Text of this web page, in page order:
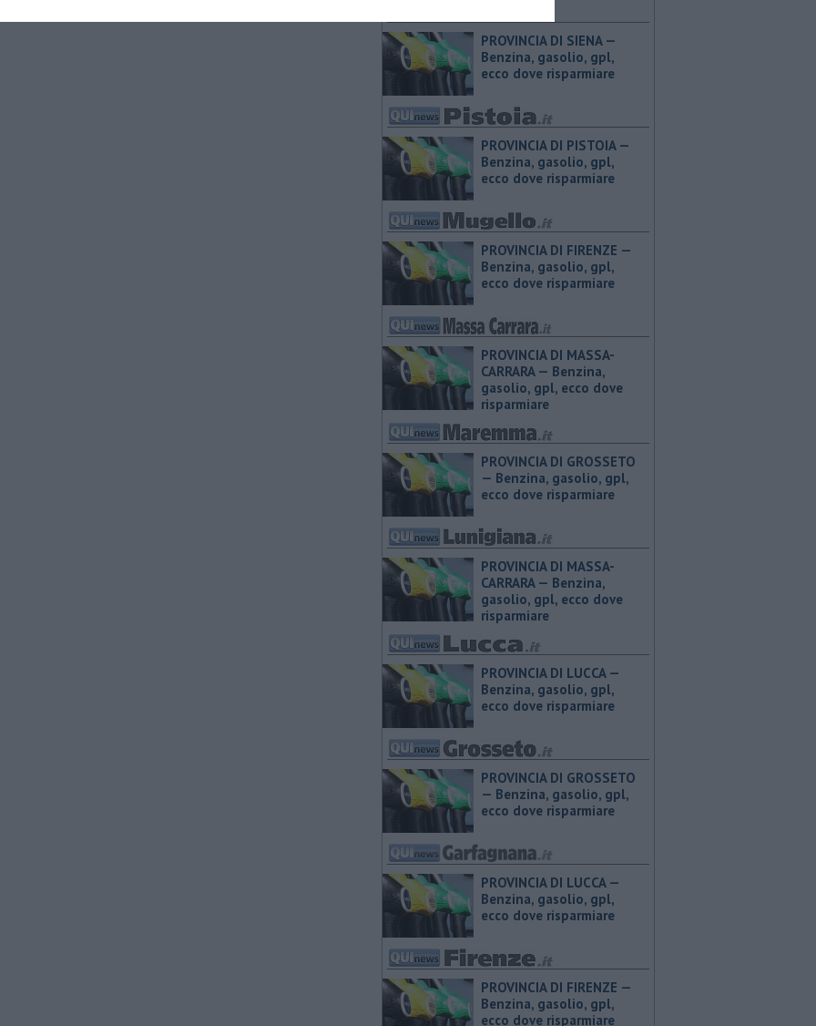
PROVINCIA DI SIENA — ​
Benzina, gasolio, gpl,
ecco dove risparmiare
PROVINCIA DI PISTOIA — ​
Benzina, gasolio, gpl,
ecco dove risparmiare
PROVINCIA DI FIRENZE — ​
Benzina, gasolio, gpl,
ecco dove risparmiare
PROVINCIA DI MASSA-
CARRARA — ​Benzina,
gasolio, gpl, ecco dove
risparmiare
PROVINCIA DI GROSSETO
— ​Benzina, gasolio, gpl,
ecco dove risparmiare
PROVINCIA DI MASSA-
CARRARA — ​Benzina,
gasolio, gpl, ecco dove
risparmiare
PROVINCIA DI LUCCA — ​
Benzina, gasolio, gpl,
ecco dove risparmiare
PROVINCIA DI GROSSETO
— ​Benzina, gasolio, gpl,
ecco dove risparmiare
PROVINCIA DI LUCCA — ​
Benzina, gasolio, gpl,
ecco dove risparmiare
PROVINCIA DI FIRENZE — ​
Benzina, gasolio, gpl,
ecco dove risparmiare